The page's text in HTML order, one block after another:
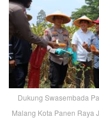
Dukung Swasembada
Malang Kota Panen Raya